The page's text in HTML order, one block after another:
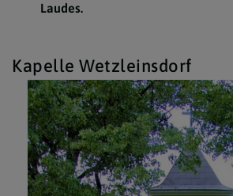
Laudes.
Kapelle Wetzleinsdorf